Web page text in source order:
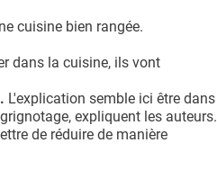
cuisine bien rangée.
dans la cuisine, ils vont
L'explication semble ici être dans
expliquent les auteurs.
de réduire de manière